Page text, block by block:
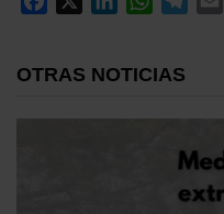
OTRAS NOTICIAS